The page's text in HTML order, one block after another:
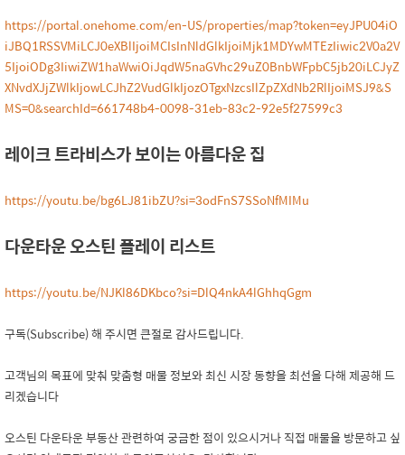
https://portal.onehome.com/en-US/properties/map?token=eyJPU04iO
iJBQ1RSSVMiLCJ0eXBlIjoiMCIsInNldGlkIjoiMjk1MDYwMTEzIiwic2V0a2V
5IjoiODg3IiwiZW1haWwiOiJqdW5naGVhc29uZ0BnbWFpbC5jb20iLCJyZ
XNvdXJjZWlkIjowLCJhZ2VudGlkIjozOTgxNzcsIlZpZXdNb2RlIjoiMSJ9&S
MS=0&searchId=661748b4-0098-31eb-83c2-92e5f27599c3
레이크 트라비스가 보이는 아름다운 집
https://youtu.be/bg6LJ81ibZU?si=3odFnS7SSoNfMIMu
다운타운 오스틴 플레이 리스트
https://youtu.be/NJKl86DKbco?si=DlQ4nkA4lGhhqGgm
구독(Subscribe) 해 주시면 큰절로 감사드립니다.
고객님의 목표에 맞춰 맞춤형 매물 정보와 최신 시장 동향을 최선을 다해 제공해 드
리겠습니다
오스틴 다운타운 부동산 관련하여 궁금한 점이 있으시거나 직접 매물을 방문하고 싶